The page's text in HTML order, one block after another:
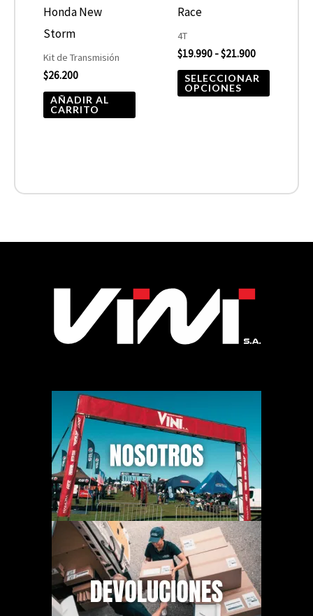
Honda New
Storm
Kit de Transmisión
$26.200
AÑADIR AL
CARRITO
Race
4T
$19.990 -$21.900
SELECCIONAR
OPCIONES
la
página